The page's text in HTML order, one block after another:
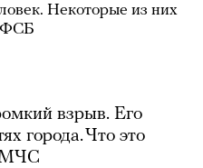
Некоторые из них
ФСБ
взрыв. Его
города. Что это
МЧС